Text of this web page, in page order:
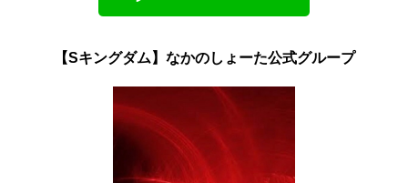
【Sキングダム】なかのしょーた公式グループ